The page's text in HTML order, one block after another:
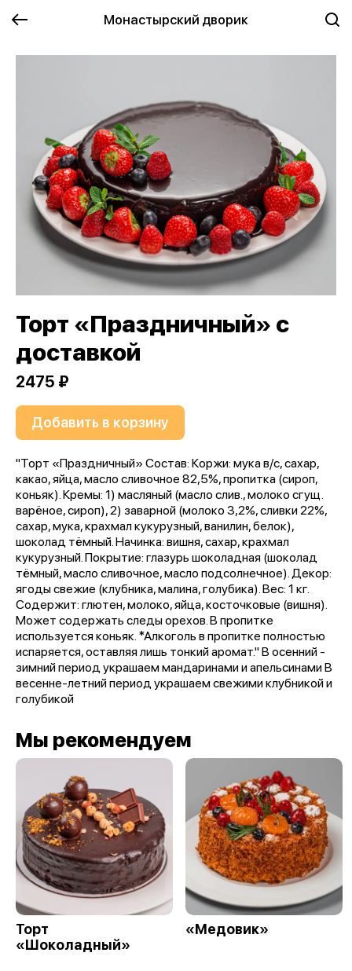
Монастырский дворик
Торт «Праздничный» с
доставкой
2475 ₽
Добавить в корзину
"Торт «Праздничный» Состав: Коржи: мука в/с, сахар,
какао, яйца, масло сливочное 82,5%, пропитка (сироп,
коньяк). Кремы: 1) масляный (масло слив., молоко сгущ.
варёное, сироп), 2) заварной (молоко 3,2%, сливки 22%,
сахар, мука, крахмал кукурузный, ванилин, белок),
шоколад тёмный. Начинка: вишня, сахар, крахмал
кукурузный. Покрытие: глазурь шоколадная (шоколад
тёмный, масло сливочное, масло подсолнечное). Декор:
ягоды свежие (клубника, малина, голубика). Вес: 1 кг.
Содержит: глютен, молоко, яйца, косточковые (вишня).
Может содержать следы орехов. В пропитке
используется коньяк. *Алкоголь в пропитке полностью
испаряется, оставляя лишь тонкий аромат." В осенний -
зимний период украшаем мандаринами и апельсинами В
весенне-летний период украшаем свежими клубникой и
голубикой
Мы рекомендуем
Торт
«Шоколадный»
«Медовик»